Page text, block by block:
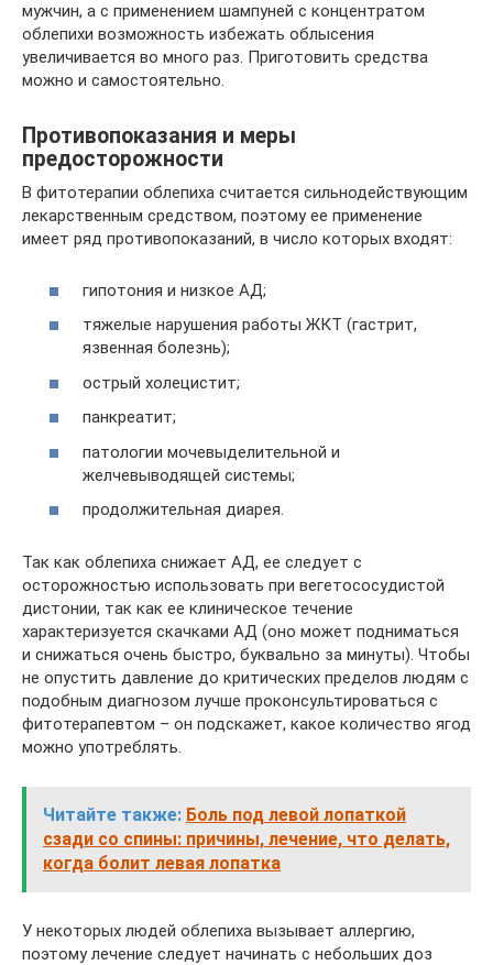
мужчин, а с применением шампуней с концентратом
облепихи возможность избежать облысения
увеличивается во много раз. Приготовить средства
можно и самостоятельно.
Противопоказания и меры
предосторожности
В фитотерапии облепиха считается сильнодействующим
лекарственным средством, поэтому ее применение
имеет ряд противопоказаний, в число которых входят:
гипотония и низкое АД;
тяжелые нарушения работы ЖКТ (гастрит,
язвенная болезнь);
острый холецистит;
панкреатит;
патологии мочевыделительной и
желчевыводящей системы;
продолжительная диарея.
Так как облепиха снижает АД, ее следует с
осторожностью использовать при вегетососудистой
дистонии, так как ее клиническое течение
характеризуется скачками АД (оно может подниматься
и снижаться очень быстро, буквально за минуты). Чтобы
не опустить давление до критических пределов людям с
подобным диагнозом лучше проконсультироваться с
фитотерапевтом – он подскажет, какое количество ягод
можно употреблять.
Читайте также: Боль под левой лопаткой
сзади со спины: причины, лечение, что делать,
когда болит левая лопатка
У некоторых людей облепиха вызывает аллергию,
поэтому лечение следует начинать с небольших доз